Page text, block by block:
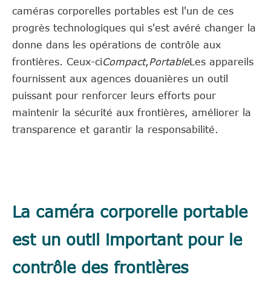
caméras corporelles portables est l'un de ces
progrès technologiques qui s'est avéré changer la
donne dans les opérations de contrôle aux
frontières. Ceux-ciCompact,PortableLes appareils
fournissent aux agences douanières un outil
puissant pour renforcer leurs efforts pour
maintenir la sécurité aux frontières, améliorer la
transparence et garantir la responsabilité.
La caméra corporelle portable
est un outil important pour le
contrôle des frontières